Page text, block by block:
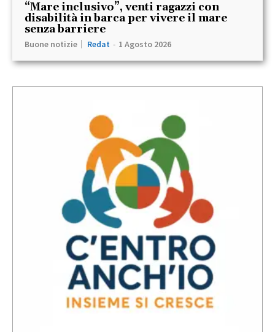
“Mare inclusivo”, venti ragazzi con
disabilità in barca per vivere il mare
senza barriere
Buone notizie Redat - 1 Agosto 2026